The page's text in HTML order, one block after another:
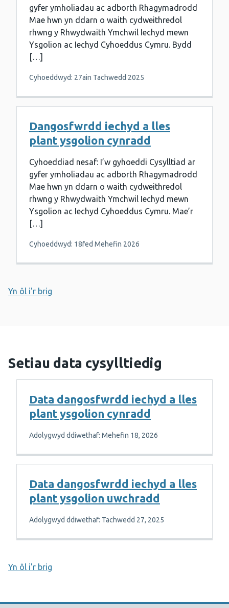
gyfer ymholiadau ac adborth Rhagymadrodd
Mae hwn yn ddarn o waith cydweithredol
rhwng y Rhwydwaith Ymchwil Iechyd mewn
Ysgolion ac Iechyd Cyhoeddus Cymru. Bydd
[…]
Cyhoeddwyd: 27ain Tachwedd 2025
Dangosfwrdd iechyd a lles
plant ysgolion cynradd
Cyhoeddiad nesaf: I’w gyhoeddi Cysylltiad ar
gyfer ymholiadau ac adborth Rhagymadrodd
Mae hwn yn ddarn o waith cydweithredol
rhwng y Rhwydwaith Ymchwil Iechyd mewn
Ysgolion ac Iechyd Cyhoeddus Cymru. Mae’r
[…]
Cyhoeddwyd: 18fed Mehefin 2026
Yn ôl i'r brig
Setiau data cysylltiedig
Data dangosfwrdd iechyd a lles
plant ysgolion cynradd
Adolygwyd ddiwethaf: Mehefin 18, 2026
Data dangosfwrdd iechyd a lles
plant ysgolion uwchradd
Adolygwyd ddiwethaf: Tachwedd 27, 2025
Yn ôl i'r brig